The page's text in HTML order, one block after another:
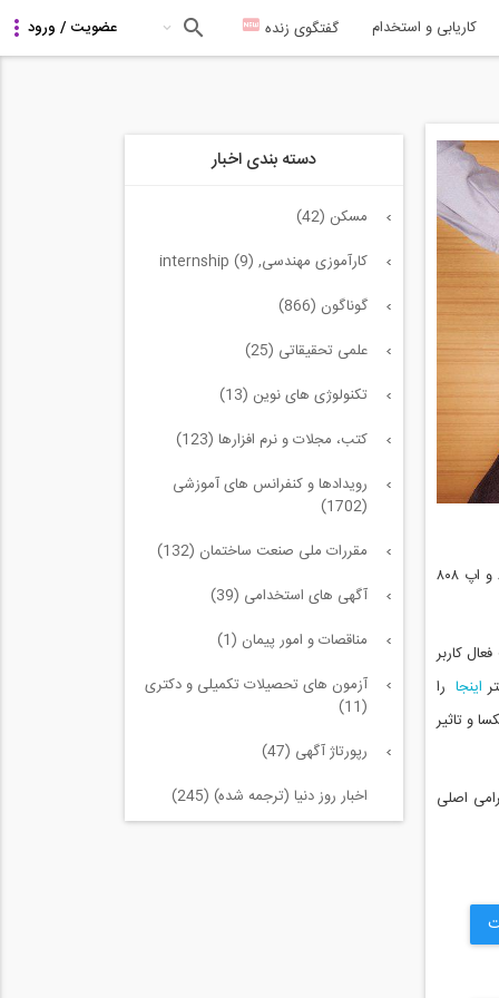
کاریابی و استخدام گفتگوی زنده
در جهت حمايت از كسب و كار های اينترنتی حوزه عمران و معماری چنانچه تمايل به معرفی اپ يا وبسايت های خود برای بازديدكنندگان وبسايت ٨٠٨ و اپ ٨٠٨
از سایت و بیش از 1000 نصب فعال کاربر
اینجا را
و تاثیر
اصلی
دسته بندی اخبار
مسکن (42)
کارآموزی مهندسی, internship (9)
گوناگون (866)
علمی تحقیقاتی (25)
تکنولوژی های نوین (13)
کتب، مجلات و نرم افزارها (123)
رویدادها و کنفرانس های آموزشی
(1702)
مقررات ملی صنعت ساختمان (132)
آگهی های استخدامی (39)
مناقصات و امور پیمان (1)
آزمون های تحصیلات تکمیلی و دکتری
(11)
رپورتاژ آگهی (47)
اخبار روز دنیا (ترجمه شده) (245)